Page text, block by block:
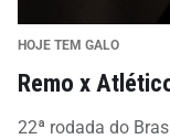
HOJE TEM GALO
Remo x
22ª rodada do